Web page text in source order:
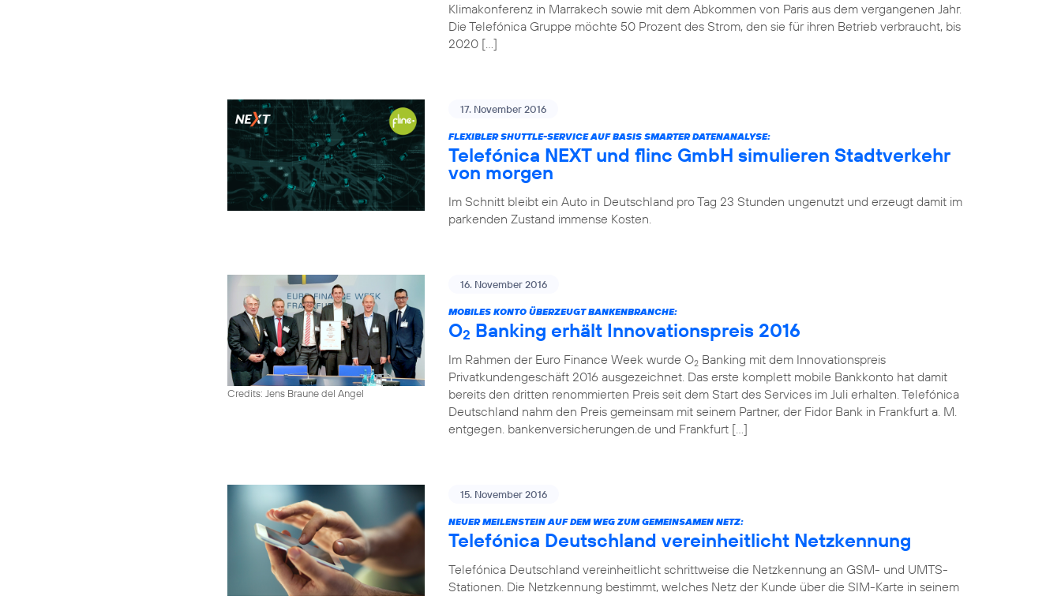
Klimakonferenz in Marrakech sowie mit dem Abkommen von Paris aus dem vergangenen Jahr.
Die Telefónica Gruppe möchte 50 Prozent des Strom, den sie für ihren Betrieb verbraucht, bis
2020 […]
17. November 2016
FLEXIBLER SHUTTLE-SERVICE AUF BASIS SMARTER DATENANALYSE:
Telefónica NEXT und flinc GmbH simulieren Stadtverkehr
von morgen
Im Schnitt bleibt ein Auto in Deutschland pro Tag 23 Stunden ungenutzt und erzeugt damit im
parkenden Zustand immense Kosten.
Credits: Jens Braune del Angel
16. November 2016
MOBILES KONTO ÜBERZEUGT BANKENBRANCHE:
O2 Banking erhält Innovationspreis 2016
Im Rahmen der Euro Finance Week wurde O2 Banking mit dem Innovationspreis
Privatkundengeschäft 2016 ausgezeichnet. Das erste komplett mobile Bankkonto hat damit
bereits den dritten renommierten Preis seit dem Start des Services im Juli erhalten. Telefónica
Deutschland nahm den Preis gemeinsam mit seinem Partner, der Fidor Bank in Frankfurt a. M.
entgegen. bankenversicherungen.de und Frankfurt […]
15. November 2016
NEUER MEILENSTEIN AUF DEM WEG ZUM GEMEINSAMEN NETZ:
Telefónica Deutschland vereinheitlicht Netzkennung
Telefónica Deutschland vereinheitlicht schrittweise die Netzkennung an GSM- und UMTS-
Stationen. Die Netzkennung bestimmt, welches Netz der Kunde über die SIM-Karte in seinem